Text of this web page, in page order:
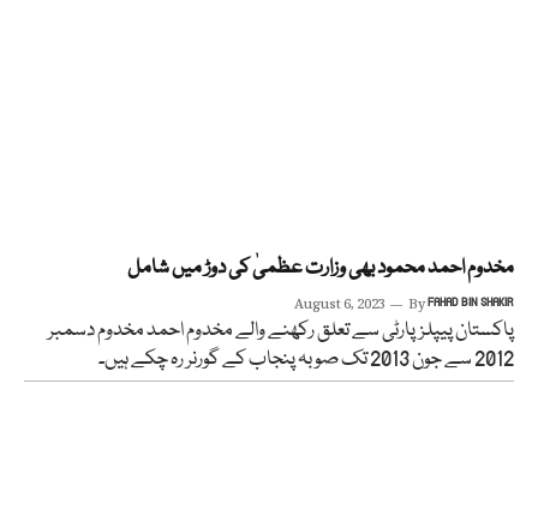
مخدوم احمد محمود بھی وزارت عظمیٰ کی دوڑ میں شامل
August 6, 2023 ByFAHAD BIN SHAKIR
پاکستان پیپلزپارٹی سے تعلق رکھنے والے مخدوم احمد مخدوم دسمبر
2012 سے جون 2013 تک صوبہ پنجاب کے گورنر رہ چکے ہیں۔